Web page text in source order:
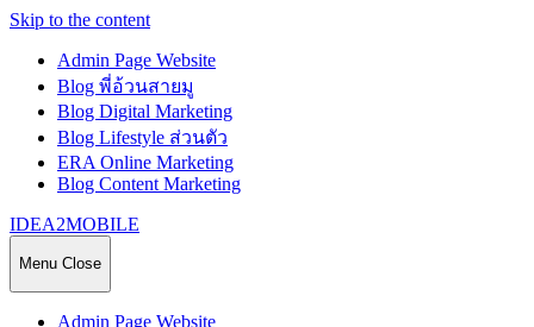
Skip to the content
Admin Page Website
Blog พี่อ้วนสายมู
Blog Digital Marketing
Blog Lifestyle ส่วนตัว
ERA Online Marketing
Blog Content Marketing
IDEA2MOBILE
Menu Close
Admin Page Website